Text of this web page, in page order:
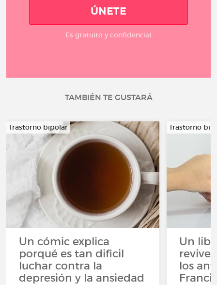
ÚNETE
Es gratuito y confidencial
TAMBIÉN TE GUSTARÁ
Trastorno bipolar
Un cómic explica
porqué es tan dificil
luchar contra la
depresión y la ansiedad
Trastorno
Un
revive
los